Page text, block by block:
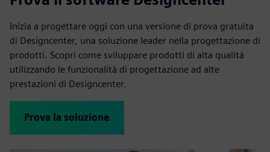
Inizia a progettare oggi con una versione di prova gratuita
di Designcenter, una soluzione leader nella progettazione di
prodotti. Scopri come sviluppare prodotti di alta qualità
utilizzando le funzionalità di progettazione ad alte
prestazioni di Designcenter.
Prova la soluzione